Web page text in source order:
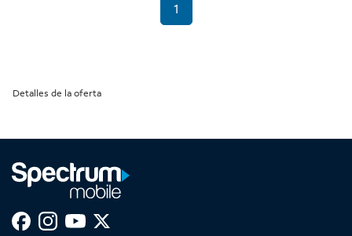
1
Detalles de la oferta